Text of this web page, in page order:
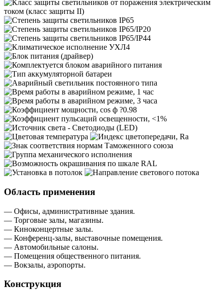
Область применения
— Офисы, административные здания.
— Торговые залы, магазины.
— Киноконцертные залы.
— Конференц-залы, выставочные помещения.
— Автомобильные салоны.
— Помещения общественного питания.
— Вокзалы, аэропорты.
Конструкция